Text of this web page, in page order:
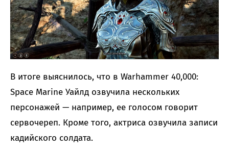
В итоге выяснилось, что в Warhammer 40,000:
Space Marine Уайлд озвучила нескольких
персонажей — например, ее голосом говорит
сервочереп. Кроме того, актриса озвучила записи
кадийского солдата.